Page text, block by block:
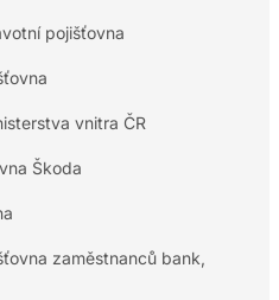
pojišťovna
vnitra ČR
Škoda
zaměstnanců bank,